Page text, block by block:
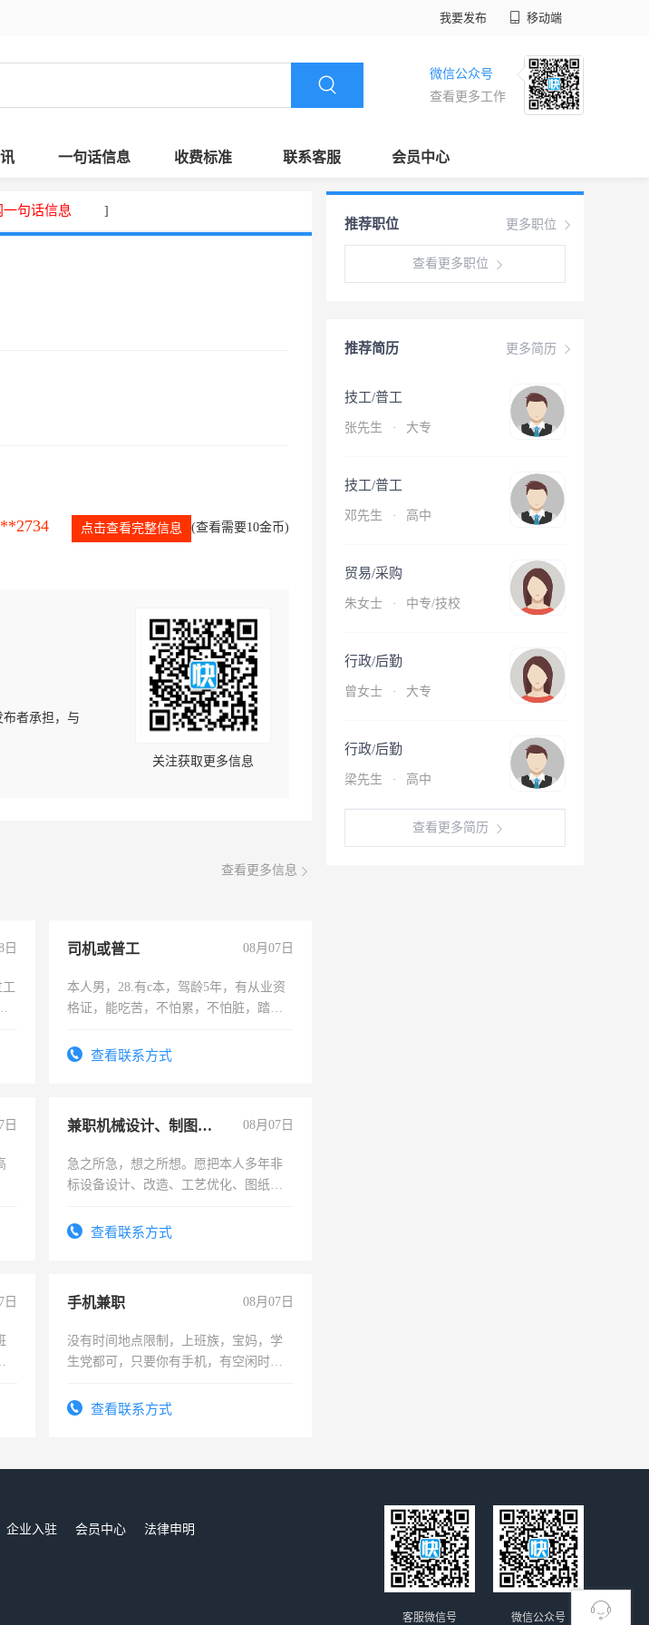
我要发布 移动端
微信公众号
查看更多工作
一句话信息 收费标准 联系客服 会员中心
句话信息 ]
点击查看完整信息 (查看需要10金币)
者承担，与
关注获取更多信息
查看更多信息
日 司机或普工 08月07日
本人男，28.有c本，驾龄5年，有从业资
格证，能吃苦，不怕累，不怕脏，踏
查看联系方式
日 兼职机械设计、制图、设备改造 08月07日
急之所急，想之所想。愿把本人多年非
标设备设计、改造、工艺优化、图纸制
结识有识之士，共享未来。
查看联系方式
日 手机兼职 08月07日
没有时间地点限制，上班族，宝妈，学
生党都可，只要你有手机，有空闲时
勤快的四五十，每天挣零花钱没问题！
查看联系方式
更多职位
推荐职位
查看更多职位
更多简历
推荐简历
技工/普工
张先生 · 大专
技工/普工
邓先生 · 高中
贸易/采购
朱女士 · 中专/技校
行政/后勤
曾女士 · 大专
行政/后勤
梁先生 · 高中
查看更多简历
企业入驻 会员中心
法律申明
微信公众号
客服微信号